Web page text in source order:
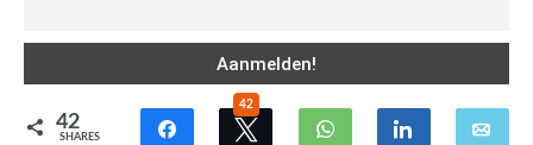
42
SHARES
42